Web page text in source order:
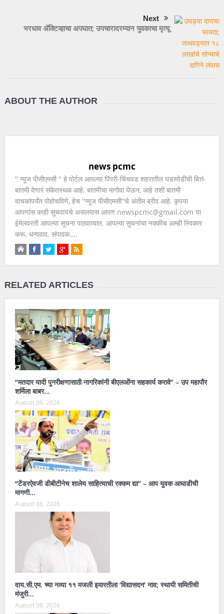
Next
भरधाव अ‍ॅक्टिव्हाचा अपघात; उपचारादरम्यान युवकाचा मृत्यू
ABOUT THE AUTHOR
news pcmc
'' न्यूज पीसीएमसी '' हे पोर्टल आपल्या पिंपरी-चिंचवड शहरातील घडामोडींची बित्तं-
बातमी देणारं संकेतस्थळ आहे. बातमीचा मागोवा घेऊन, आहे तशी बातमी
वाचकांपर्यंत पोहोचविणे, हेच ''न्यूज पीसीएमसी''चे अंतीम ब्रीद आहे. कृपया
आपणांस काही सुचवायचे असलयास आपण newspcmc@gmail.com या
ईमेलवरती आपल्या सूचना पाठवाव्यात. आपल्या सुचनांचा नक्कीच आम्ही स्विकार
करू. धन्यवाद. संपादक....
RELATED ARTICLES
“मतदार यादी पुनरीक्षणासाठी नागरिकांनी बीएलओंना सहकार्य करावे” – उप महापौर
शर्मिला बाबर…
August 06, 2026
“टेंडरऐवजी डीबीटीनेच शालेय साहित्याची रक्कम द्या” – आप युवक आघाडीची
मागणी…
August 06, 2026
वाय.सी.एम. च्या नव्या ११ मजली इमारतीला ‘विद्यासदन’ नाव; स्थायी समितीची
मंजुरी…
August 06, 2026